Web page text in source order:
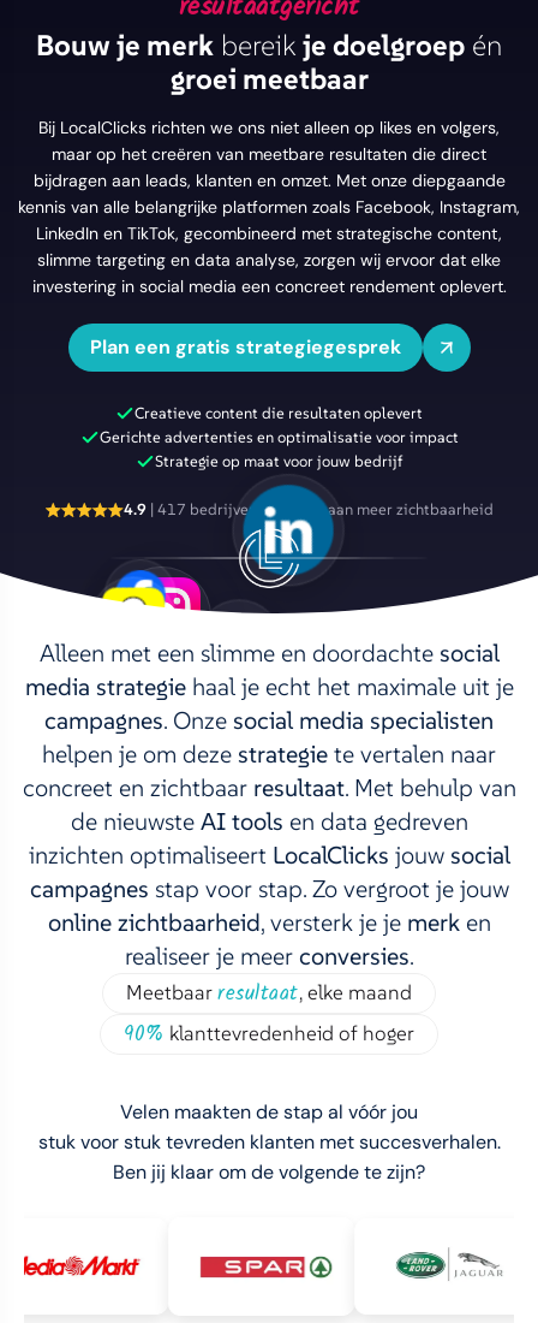
Bouw je merk bereikje doelgroep én
groei meetbaar
Bij LocalClicks richten we ons niet alleen op likes en volgers,
maar op het creëren van meetbare resultaten die direct
bijdragen aan leads, klanten en omzet. Met onze diepgaande
kennis van alle belangrijke platformen zoals Facebook, Instagram,
LinkedIn en TikTok, gecombineerd met strategische content,
slimme targeting en data analyse, zorgen wij ervoor dat elke
investering in social media een concreet rendement oplevert.
Plan een gratis strategiegesprek
Creatieve content die resultaten oplevert
Gerichte advertenties en optimalisatie voor impact
Strategie op maat voor jouw bedrijf
4.9| 417 bedrijven geholpen aan meer zichtbaarheid
Alleen met een slimme en doordachte social
media strategiehaal je echt het maximale uit je
campagnes. Onze social media specialisten
helpen je om deze strategiete vertalen naar
concreet en zichtbaar resultaat. Met behulp van
de nieuwsteAI tools en data gedreven
inzichten optimaliseert LocalClicks jouw social
campagnes stap voor stap.Zo vergroot je jouw
online zichtbaarheid, versterk je je merken
realiseer je meerconversies.
Meetbaarresultaat, elke maand
90% klanttevredenheid of hoger
Velen maakten de stap al vóór jou
stuk voor stuk tevreden klanten met succesverhalen.
Ben jij klaar om de volgende te zijn?